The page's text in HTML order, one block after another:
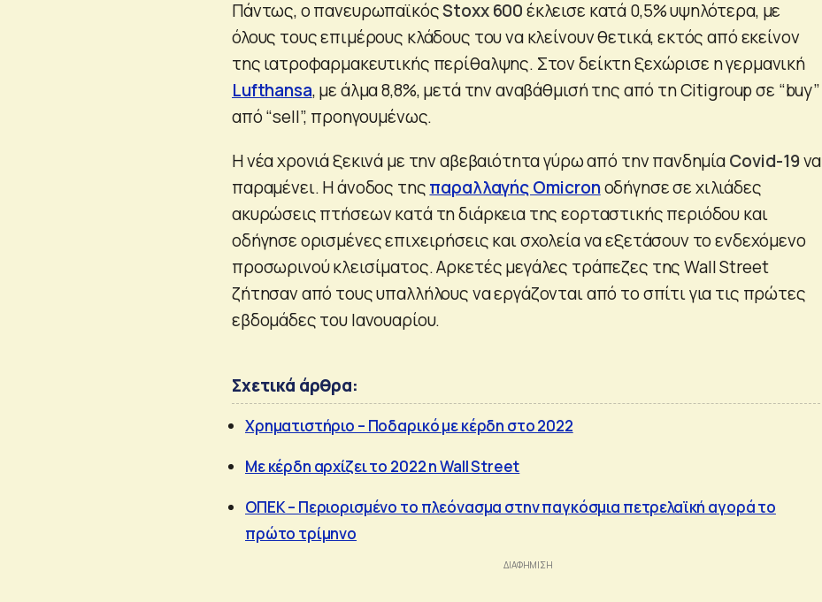
Πάντως, ο πανευρωπαϊκόςStoxx 600έκλεισε κατά 0,5% υψηλότερα, με
όλους τους επιμέρους κλάδους του να κλείνουν θετικά, εκτός από εκείνον
της ιατροφαρμακευτικής περίθαλψης. Στον δείκτη ξεχώρισε η γερμανική
Lufthansa, με άλμα 8,8%, μετά την αναβάθμισή της από τη Citigroup σε “buy”
από “sell”, προηγουμένως.
Η νέα χρονιά ξεκινά με την αβεβαιότητα γύρω από την πανδημίαCovid-19να
παραμένει. Η άνοδος τηςπαραλλαγής Omicronοδήγησε σε χιλιάδες
ακυρώσεις πτήσεων κατά τη διάρκεια της εορταστικής περιόδου και
οδήγησε ορισμένες επιχειρήσεις και σχολεία να εξετάσουν το ενδεχόμενο
προσωρινού κλεισίματος. Αρκετές μεγάλες τράπεζες της Wall Street
ζήτησαν από τους υπαλλήλους να εργάζονται από το σπίτι για τις πρώτες
εβδομάδες του Ιανουαρίου.
Σχετικά άρθρα:
Χρηματιστήριο – Ποδαρικό με κέρδη στο 2022
Με κέρδη αρχίζει το 2022 η Wall Street
ΟΠΕΚ – Περιορισμένο το πλεόνασμα στην παγκόσμια πετρελαϊκή αγορά το
πρώτο τρίμηνο